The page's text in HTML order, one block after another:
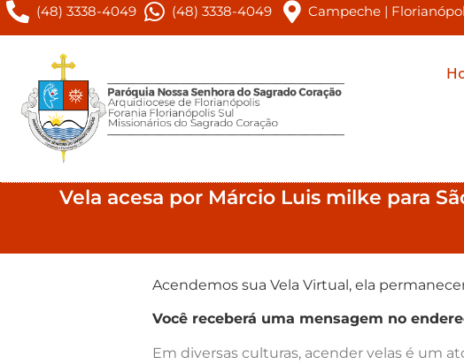
(48) 3338-4049 (48) 3338-4049 Campeche |
Vela acesa por Márcio Luis milke para
Acendemos sua Vela Virtual, ela
Você receberá uma mensagem no
Em diversas culturas, acender velas é um